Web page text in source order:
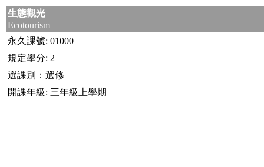
生態觀光
Ecotourism
永久課號: 01000
規定學分: 2
選課別：選修
開課年級: 三年級上學期